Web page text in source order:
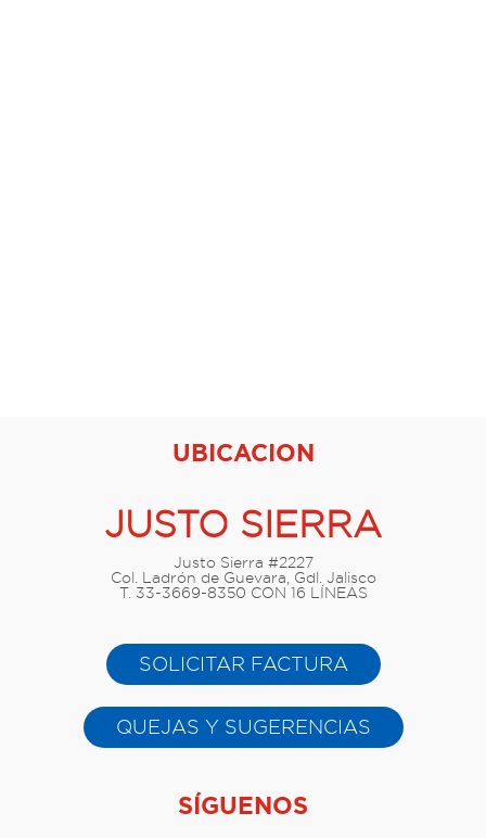
UBICACION
JUSTO SIERRA
Justo Sierra #2227
Col. Ladrón de Guevara, Gdl. Jalisco
T. 33-3669-8350 CON 16 LÍNEAS
SOLICITAR FACTURA
QUEJAS Y SUGERENCIAS
SÍGUENOS